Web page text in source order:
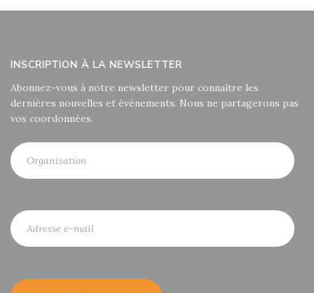
INSCRIPTION À LA NEWSLETTER
Abonnez-vous à notre newsletter pour connaître les
dernières nouvelles et événements. Nous ne partagerons pas
vos coordonnées.